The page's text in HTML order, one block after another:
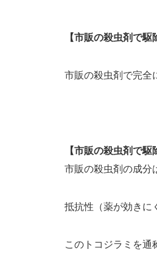
【市販の殺虫剤で駆
市販の殺虫剤で完全
【市販の殺虫剤で駆
市販の殺虫剤の成分
抵抗性（薬が効きに
このトコジラミを通